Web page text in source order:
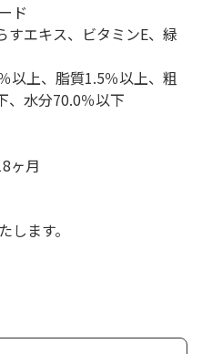
ド
すエキス、ビタミンE、緑
以上、脂質1.5％以上、粗
、水分70.0％以下
ヶ月
ます。